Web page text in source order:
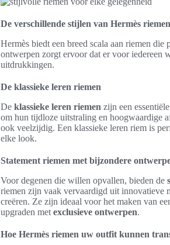
De verschillende stijlen van Hermès riemen
Hermès biedt een breed scala aan riemen
ontwerpen zorgt ervoor dat er voor iedereen
uitdrukkingen.
De klassieke leren riemen
De klassieke leren riemen zijn een
om hun tijdloze uitstraling en hoogwaardige
ook veelzijdig. Een klassieke leren riem is
elke look.
Statement riemen met bijzondere
Voor degenen die willen opvallen, bieden de
riemen zijn vaak vervaardigd uit innovatieve
creëren. Ze zijn ideaal voor het maken van
upgraden metexclusieve ontwerpen.
Hoe Hermès riemen uw outfit kunnen